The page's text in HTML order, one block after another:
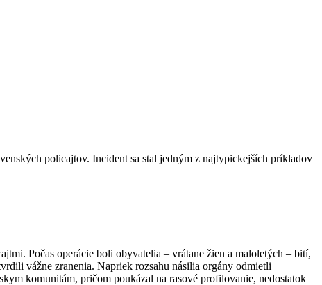
policajtov. Incident sa stal jedným z najtypickejších príkladov
Počas operácie boli obyvatelia – vrátane žien a maloletých – bití,
vážne zranenia. Napriek rozsahu násilia orgány odmietli
komunitám, pričom poukázal na rasové profilovanie, nedostatok